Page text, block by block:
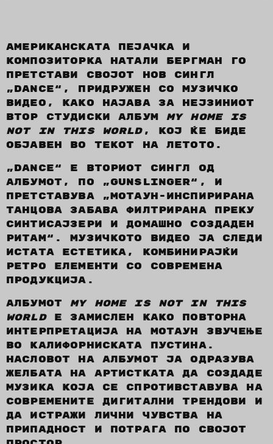
Американската пејачка и
композиторка Натали Бергман го
претстави својот нов сингл
„Dance“, придружен со музичко
видео, како најава за нејзиниот
втор студиски албум My Home Is
Not In This World, кој ќе биде
објавен во текот на летото.
„Dance“ е вториот сингл од
албумот, по „Gunslinger“, и
претставува „Мотаун-инспирирана
танцова забава филтрирана преку
синтисајзери и домашно создаден
ритам“. Музичкото видео ја следи
истата естетика, комбинирајќи
ретро елементи со современа
продукција.
АлбумотMy Home Is Not In This
Worldе замислен како повторна
интерпретација на Мотаун звучење
во калифорниската пустина.
Насловот на албумот ја одразува
желбата на артистката да создаде
музика која се спротивставува на
современите дигитални трендови и
да истражи лични чувства на
припадност и потрага по својот